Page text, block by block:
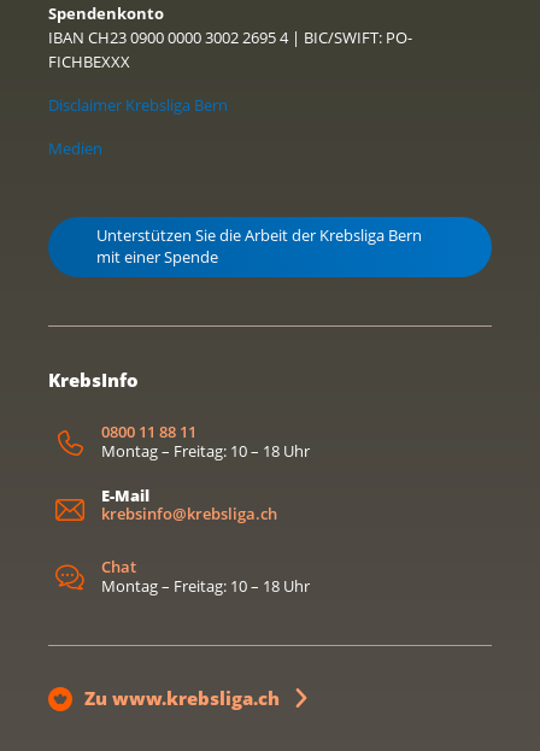
Spendenkonto
IBAN CH23 0900 0000 3002 2695 4 | BIC/SWIFT: PO-
FICHBEXXX
Disclaimer Krebsliga Bern
Medien
Unterstützen Sie die Arbeit der Krebsliga Bern
mit einer Spende
KrebsInfo
0800 11 88 11
Montag – Freitag: 10 – 18 Uhr
E-Mail
krebsinfo@krebsliga.ch
Chat
Montag – Freitag: 10 – 18 Uhr
Zu www.krebsliga.ch